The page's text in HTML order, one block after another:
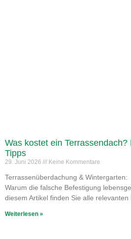
Was kostet ein
Tipps
29. Juni 2026 Keine Kommentare
Terrassenüberdachung & Wintergarten:
Warum die falsche Befestigung
diesem Artikel finden Sie alle
Weiterlesen »